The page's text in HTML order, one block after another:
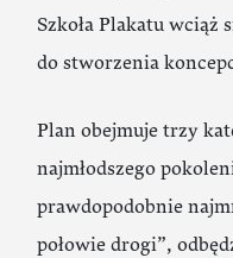
Szkoła Plakatu wciąż
do stworzenia
Plan obejmuje trzy
najmłodszego
prawdopodobnie
połowie drogi”,